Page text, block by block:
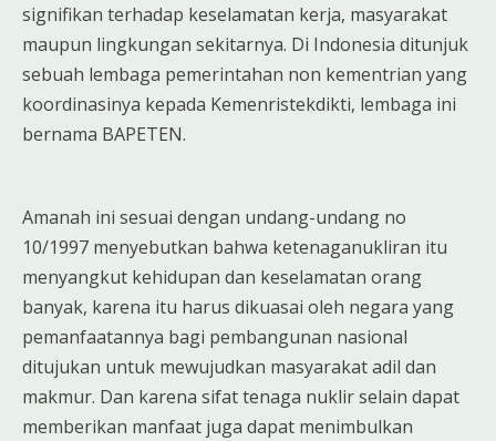
signifikan terhadap keselamatan kerja, masyarakat
maupun lingkungan sekitarnya. Di Indonesia ditunjuk
sebuah lembaga pemerintahan non kementrian yang
koordinasinya kepada Kemenristekdikti, lembaga ini
bernama BAPETEN.
Amanah ini sesuai dengan undang-undang no
10/1997 menyebutkan bahwa ketenaganukliran itu
menyangkut kehidupan dan keselamatan orang
banyak, karena itu harus dikuasai oleh negara yang
pemanfaatannya bagi pembangunan nasional
ditujukan untuk mewujudkan masyarakat adil dan
makmur. Dan karena sifat tenaga nuklir selain dapat
memberikan manfaat juga dapat menimbulkan